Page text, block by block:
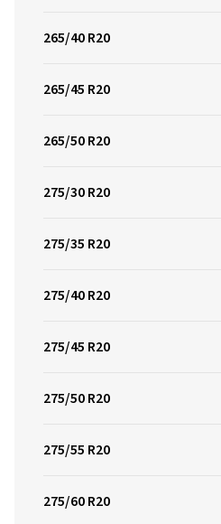
265/40 R20
265/45 R20
265/50 R20
275/30 R20
275/35 R20
275/40 R20
275/45 R20
275/50 R20
275/55 R20
275/60 R20